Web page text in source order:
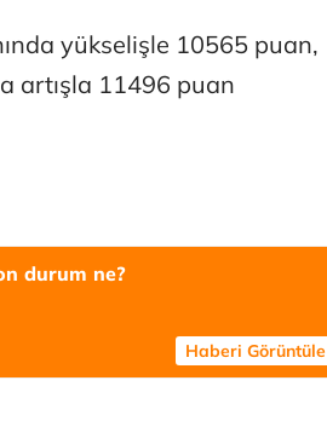
yükselişle 10565 puan,
artışla 11496 puan
durum ne?
Haberi Görüntüle
Tunca Bengin